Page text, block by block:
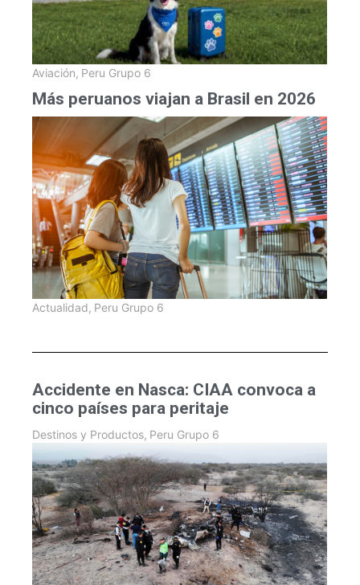
Aviación, Peru Grupo 6
Más peruanos viajan a Brasil en 2026
Actualidad, Peru Grupo 6
Accidente en Nasca: CIAA convoca a
cinco países para peritaje
Destinos y Productos, Peru Grupo 6